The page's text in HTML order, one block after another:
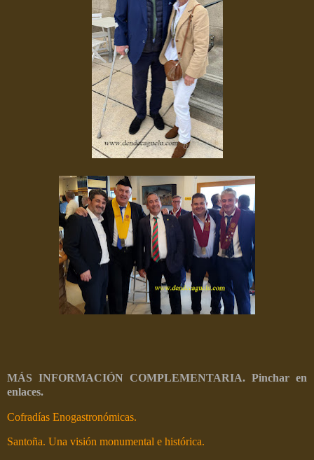
MÁS INFORMACIÓN COMPLEMENTARIA. Pinchar en
enlaces.
Cofradías Enogastronómicas.
Santoña. Una visión monumental e histórica.